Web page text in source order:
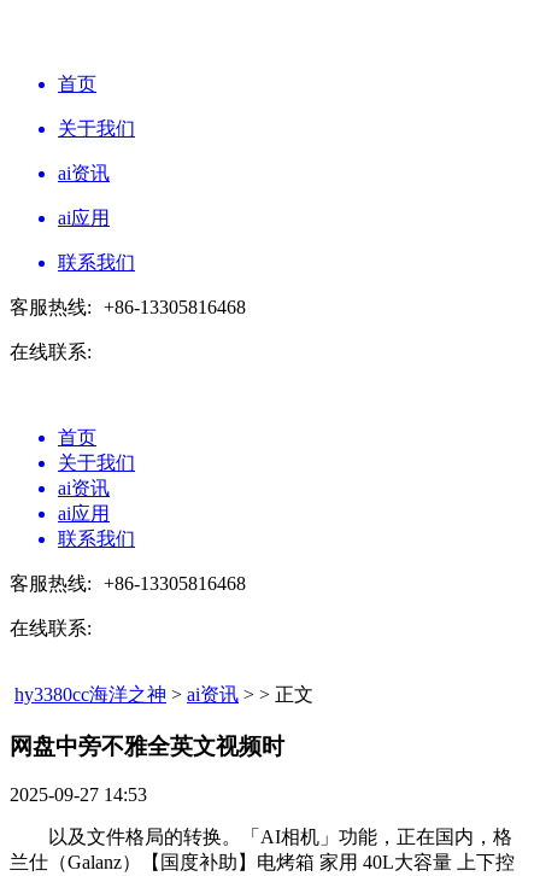
首页
关于我们
ai资讯
ai应用
联系我们
客服热线: +86-13305816468
在线联系:
首页
关于我们
ai资讯
ai应用
联系我们
客服热线: +86-13305816468
在线联系:
hy3380cc海洋之神 > ai资讯 > > 正文
网盘中旁不雅全英文视频时​
2025-09-27 14:53
以及文件格局的转换。「AI相机」功能，正在国内，格
兰仕（Galanz）【国度补助】电烤箱 家用 40L大容量 上下控